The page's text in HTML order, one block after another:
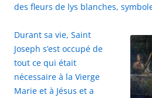
des fleurs de lys blanches,
Durant sa vie, Saint
Joseph s’est occupé de
tout ce qui était
nécessaire à la Vierge
Marie et à Jésus et a